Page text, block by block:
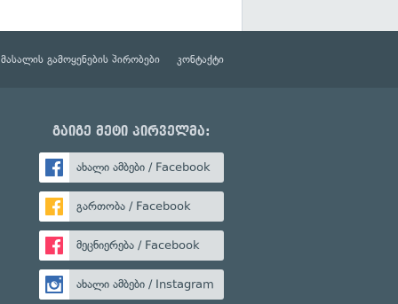
მასალის გამოყენების პირობები კონტაქტი
გაიგე მეტი პირველმა:
ახალი ამბები / Facebook
გართობა / Facebook
მეცნიერება / Facebook
ახალი ამბები / Instagram